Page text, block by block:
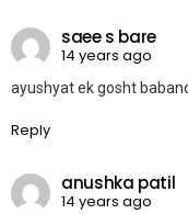
saee s bare
14 years ago
ayushyat ek gosht
Reply
anushka patil
14 years ago